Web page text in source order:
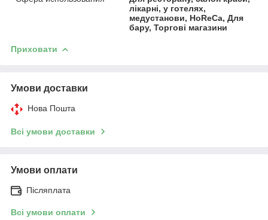
лікарні, у готелях,
медустанови, HoReCa, Для
бару, Торгові магазини
Приховати
Умови доставки
Нова Пошта
Всі умови доставки
Умови оплати
Післяплата
Всі умови оплати